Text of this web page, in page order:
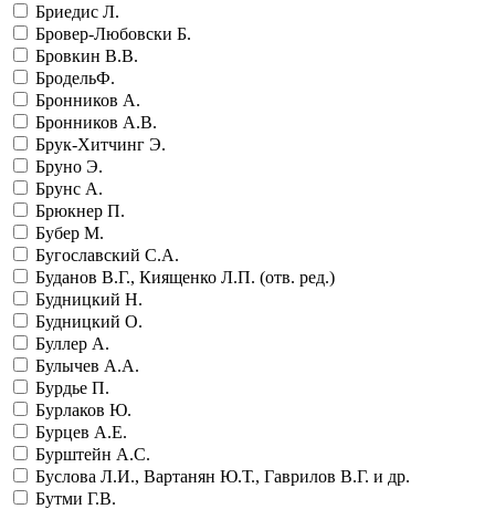
Бриедис Л.
Бровер-Любовски Б.
Бровкин В.В.
БродельФ.
Бронников А.
Бронников А.В.
Брук-Хитчинг Э.
Бруно Э.
Брунс А.
Брюкнер П.
Бубер М.
Бугославский С.А.
Буданов В.Г., Киященко Л.П. (отв. ред.)
Будницкий Н.
Будницкий О.
Буллер А.
Булычев А.А.
Бурдье П.
Бурлаков Ю.
Бурцев А.Е.
Бурштейн А.С.
Буслова Л.И., Вартанян Ю.Т., Гаврилов В.Г. и др.
Бутми Г.В.